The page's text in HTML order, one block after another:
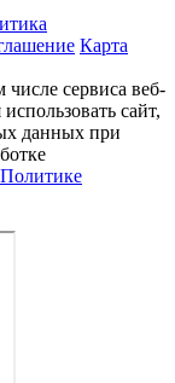
Карта
сервиса веб-
сайт,
данных при
Политике